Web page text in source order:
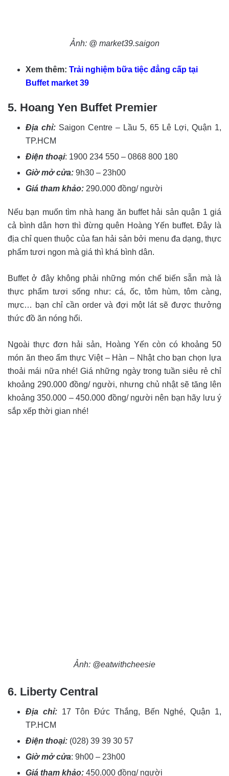
Ảnh: @ market39.saigon
Xem thêm: Trải nghiệm bữa tiệc đẳng cấp tại
Buffet market 39
5. Hoang Yen Buffet Premier
Địa chỉ: Saigon Centre – Lầu 5, 65 Lê Lợi, Quận 1,
TP.HCM
Điện thoại: 1900 234 550 – 0868 800 180
Giờ mở cửa: 9h30 – 23h00
Giá tham khảo: 290.000 đồng/ người
Nếu bạn muốn tìm nhà hang ăn buffet hải sản quận 1 giá
cả bình dân hơn thì đừng quên Hoàng Yến buffet. Đây là
địa chỉ quen thuộc của fan hải sản bởi menu đa dạng, thực
phẩm tươi ngon mà giá thì khá bình dân.
Buffet ở đây không phải những món chế biến sẵn mà là
thực phẩm tươi sống như: cá, ốc, tôm hùm, tôm càng,
mực… bạn chỉ cần order và đợi một lát sẽ được thưởng
thức đồ ăn nóng hổi.
Ngoài thực đơn hải sản, Hoàng Yến còn có khoảng 50
món ăn theo ẩm thực Việt – Hàn – Nhật cho bạn chọn lựa
thoải mái nữa nhé! Giá những ngày trong tuần siêu rẻ chỉ
khoảng 290.000 đồng/ người, nhưng chủ nhật sẽ tăng lên
khoảng 350.000 – 450.000 đồng/ người nên bạn hãy lưu ý
sắp xếp thời gian nhé!
Ảnh: @eatwithcheesie
6. Liberty Central
Địa chỉ:17 Tôn Đức Thắng, Bến Nghé, Quận 1,
TP.HCM
Điện thoại: (028) 39 39 30 57
Giờ mở cửa: 9h00 – 23h00
Giá tham khảo: 450.000 đồng/ người